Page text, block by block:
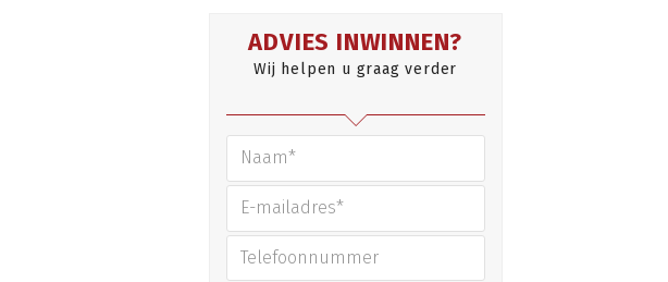
ADVIES INWINNEN?
Wij helpen u graag verder